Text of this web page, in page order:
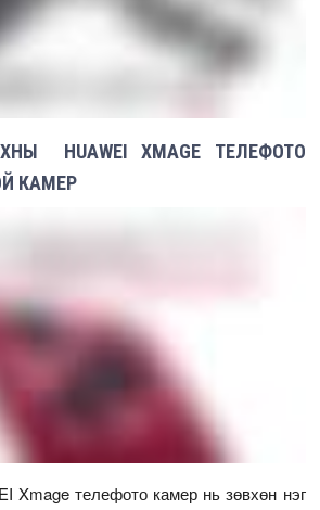
HUAWEI XMAGE ТЕЛЕФОТО
КАМЕР
Xmage телефото камер нь зөвхөн нэг